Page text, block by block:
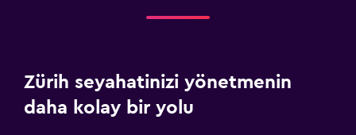
Zürih seyahatinizi yönetmenin
daha kolay bir yolu